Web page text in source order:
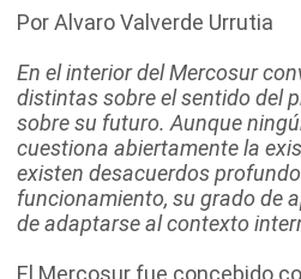
Por Alvaro Valverde Urrutia
En el interior del Mercosur
distintas sobre el sentido del
sobre su futuro. Aunque
cuestiona abiertamente la
existen desacuerdos
funcionamiento, su grado de
de adaptarse al contexto
El Mercosur fue concebido